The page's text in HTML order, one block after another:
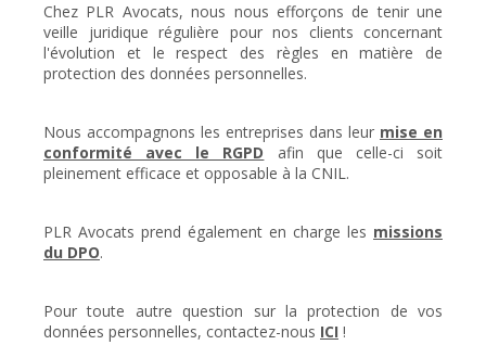
Chez PLR Avocats, nous nous efforçons de tenir une
veille juridique régulière pour nos clients concernant
l'évolution et le respect des règles en matière de
protection des données personnelles.
Nous accompagnons les entreprises dans leur mise en
conformité avec le RGPD afin que celle-ci soit
pleinement efficace et opposable à la CNIL.
PLR Avocats prend également en charge les missions
du DPO.
Pour toute autre question sur la protection de vos
données personnelles, contactez-nous ICI !